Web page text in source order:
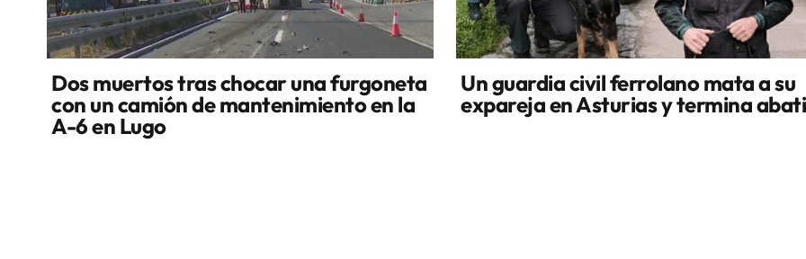
Dos muertos tras chocar una furgoneta
con un camión de mantenimiento en la
A-6 en Lugo
Un guardia civil ferrolano mata a su
expareja en Asturias y termina